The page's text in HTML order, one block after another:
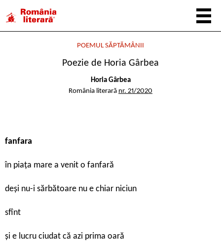
POEMUL SĂPTĂMÂNII
Poezie de Horia Gârbea
Horia Gârbea
România literară nr. 21/2020
fanfara
în piața mare a venit o fanfară
deși nu-i sărbătoare nu e chiar niciun
sfînt
și e lucru ciudat că azi prima oară